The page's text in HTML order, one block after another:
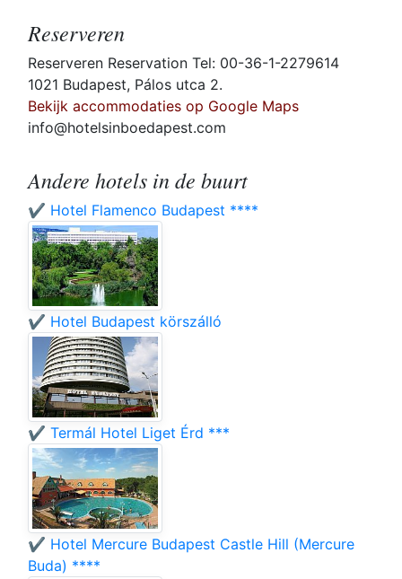
Reserveren
Reserveren Reservation Tel: 00-36-1-2279614
1021 Budapest, Pálos utca 2.
Bekijk accommodaties op Google Maps
info@hotelsinboedapest.com
Andere hotels in de buurt
✔️ Hotel Flamenco Budapest ****
✔️ Hotel Budapest körszálló
✔️ Termál Hotel Liget Érd ***
✔️ Hotel Mercure Budapest Castle Hill (Mercure
Buda) ****